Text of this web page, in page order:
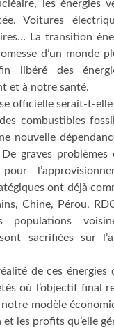
les énergies
Voitures
La transition
d’un monde
libéré des
et à notre santé.
officielle serait-t-elle
combustibles
nouvelle
graves problèmes
pour
ont déjà
Chine, Pérou,
populations
sont sacrifiées sur
de ces énergies
où l’objectif final
modèle
les profits qu’elle